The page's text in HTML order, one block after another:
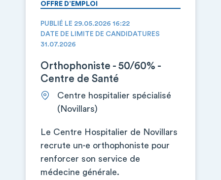
OFFRE D’EMPLOI
PUBLIÉ LE 29.05.2026 16:22
DATE DE LIMITE DE CANDIDATURES
31.07.2026
Orthophoniste - 50/60% -
Centre de Santé
Centre hospitalier spécialisé
(Novillars)
Le Centre Hospitalier de Novillars
recrute un·e orthophoniste pour
renforcer son service de
médecine générale.